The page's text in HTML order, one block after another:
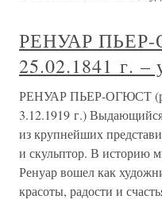
РЕНУАР
25.02.1841 г. –
РЕНУАР ПЬЕР-ОГЮСТ
3.12.1919 г.)
из крупнейших
и скульптор. В историю
Ренуар вошел как
красоты, радости и